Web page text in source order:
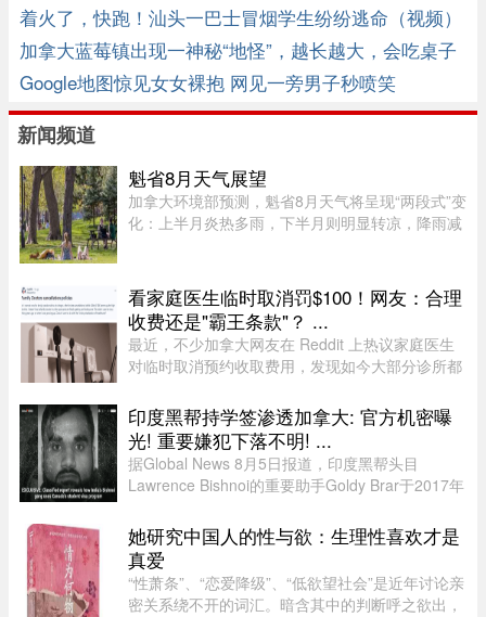
着火了，快跑！汕头一巴士冒烟学生纷纷逃命（视频）
加拿大蓝莓镇出现一神秘“地怪”，越长越大，会吃桌子
吞大树！ ...
Google地图惊见女女裸抱 网见一旁男子秒喷笑
新闻频道
魁省8月天气展望
加拿大环境部预测，魁省8月天气将呈现“两段式”变
化：上半月炎热多雨，下半月则明显转凉，降雨减
平，而南部地区气温则略低 ...
看家庭医生临时取消罚$100！网友：合理
收费还是"霸王条款"？ ...
最近，不少加拿大网友在 Reddit 上热议家庭医生
对临时取消预约收取费用，发现如今大部分诊所都
$60至$100之间。多名网友表示，这类收费政策其
实已经实行十年以上，$60 ...
印度黑帮持学签渗透加拿大: 官方机密曝
光! 重要嫌犯下落不明! ...
据Global News 8月5日报道，印度黑帮头目
Lawrence Bishnoi的重要助手Goldy Brar于2017年
Thompson Rivers University就读。但记录显示，
目前“无法确认”他是否真的上过课。实 ...
她研究中国人的性与欲：生理性喜欢才是
真爱
“性萧条”、“恋爱降级”、“低欲望社会”是近年讨论亲
密关系绕不开的词汇。暗含其中的判断呼之欲出，